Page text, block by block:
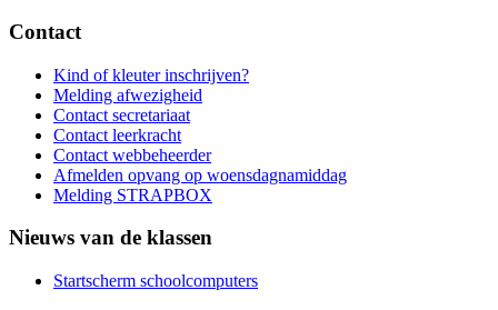
Contact
Kind of kleuter inschrijven?
Melding afwezigheid
Contact secretariaat
Contact leerkracht
Contact webbeheerder
Afmelden opvang op woensdagnamiddag
Melding STRAPBOX
Nieuws van de klassen
Startscherm schoolcomputers